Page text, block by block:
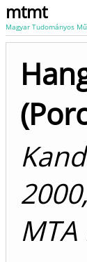
mtmt
Magyar Tudományos